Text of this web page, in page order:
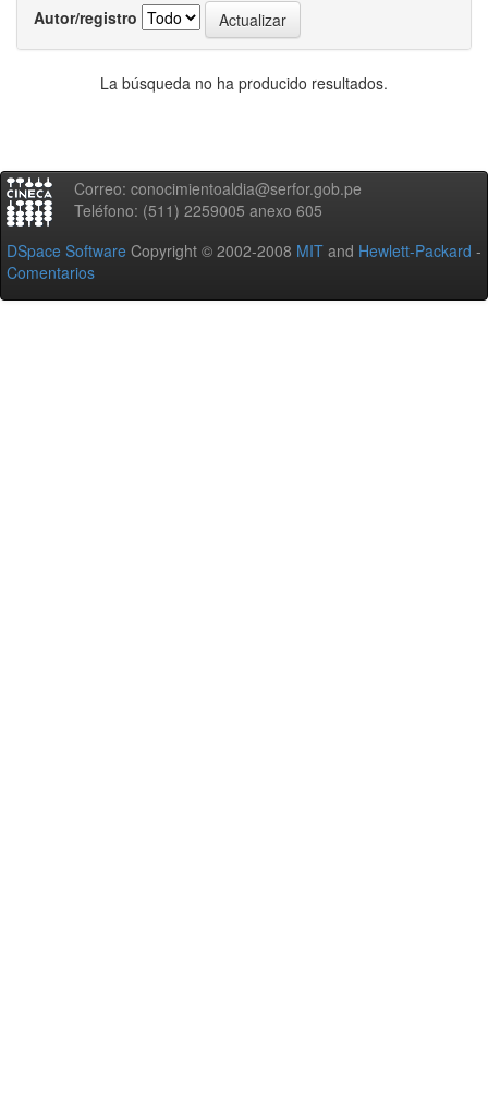
Autor/registro
La búsqueda no ha producido resultados.
Correo: conocimientoaldia@serfor.gob.pe
Teléfono: (511) 2259005 anexo 605
DSpace Software Copyright © 2002-2008 MIT and Hewlett-Packard -
Comentarios